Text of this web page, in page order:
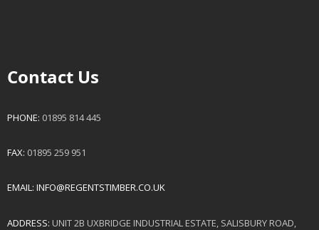
Contact Us
PHONE: 01895 814 445
FAX: 01895 259 951
EMAIL: INFO@REGENTSTIMBER.CO.UK
ADDRESS: UNIT 2B UXBRIDGE INDUSTRIAL ESTATE, SALISBURY ROAD,